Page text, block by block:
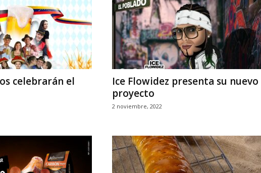
celebrarán el
Ice Flowidez presenta su nuevo
proyecto
2 noviembre, 2022